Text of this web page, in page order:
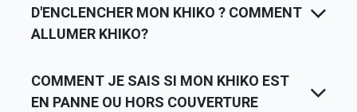
D'ENCLENCHER MON KHIKO ? COMMENT
ALLUMER KHIKO?
COMMENT JE SAIS SI MON KHIKO EST
EN PANNE OU HORS COUVERTURE